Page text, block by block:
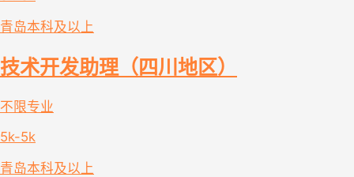
青岛本科及以上
技术开发助理（四川地区）
不限专业
5k-5k
青岛本科及以上